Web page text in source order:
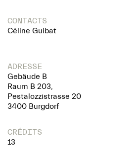
CONTACTS
Céline Guibat
ADRESSE
Gebäude B
Raum B 203,
Pestalozzistrasse 20
3400 Burgdorf
CRÉDITS
13